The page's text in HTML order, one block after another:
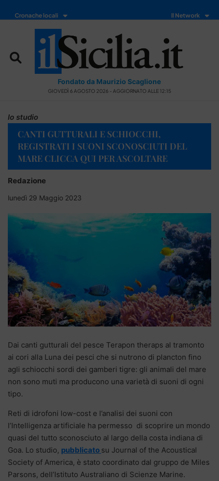
Cronache locali Il Network
Fondato da Maurizio Scaglione
GIOVEDÌ 6 AGOSTO 2026 - AGGIORNATO ALLE 12:15
lo studio
CANTI GUTTURALI E SCHIOCCHI,
REGISTRATI I SUONI SCONOSCIUTI DEL
MARE CLICCA QUI PER ASCOLTARE
Redazione
lunedì 29 Maggio 2023
Dai canti gutturali del pesce Terapon theraps al tramonto
ai cori alla Luna dei pesci che si nutrono di plancton fino
agli schiocchi sordi dei gamberi tigre: gli animali del mare
non sono muti ma producono una varietà di suoni di ogni
tipo.
Reti di idrofoni low-cost e l’analisi dei suoni con
l’Intelligenza artificiale ha permesso di scoprire un mondo
quasi del tutto sconosciuto al largo della costa indiana di
Goa. Lo studio, pubblicato su Journal of the Acoustical
Society of America, è stato coordinato dal gruppo de Miles
Parsons, dell’Istituto Australiano di Scienze Marine.